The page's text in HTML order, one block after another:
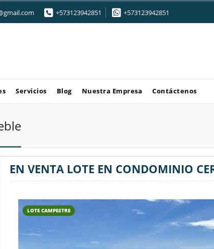
+573123942851 +573123942851
Servicios Blog Nuestra Empresa Contáctenos
EN VENTA LOTE EN CONDOMINIO
LOTE CAMPESTRE